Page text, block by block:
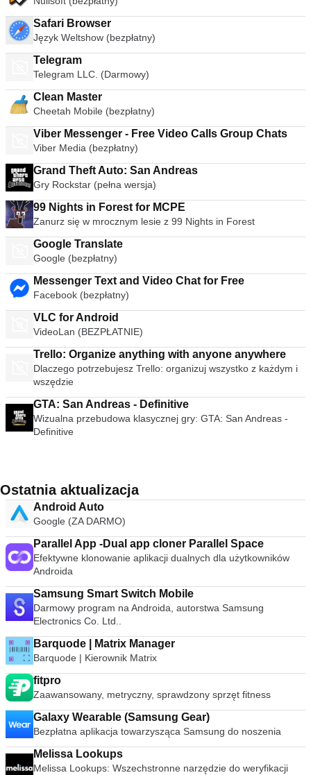
Safari Browser
Język Weltshow (bezpłatny)
Telegram
Telegram LLC. (Darmowy)
Clean Master
Cheetah Mobile (bezpłatny)
Viber Messenger - Free Video Calls Group Chats
Viber Media (bezpłatny)
Grand Theft Auto: San Andreas
Gry Rockstar (pełna wersja)
99 Nights in Forest for MCPE
Zanurz się w mrocznym lesie z 99 Nights in Forest
Google Translate
Google (bezpłatny)
Messenger Text and Video Chat for Free
Facebook (bezpłatny)
VLC for Android
VideoLan (BEZPŁATNIE)
Trello: Organize anything with anyone anywhere
Dlaczego potrzebujesz Trello: organizuj wszystko z każdym i
wszędzie
GTA: San Andreas - Definitive
Wizualna przebudowa klasycznej gry: GTA: San Andreas -
Definitive
Ostatnia aktualizacja
Android Auto
Google (ZA DARMO)
Parallel App -Dual app cloner Parallel Space
Efektywne klonowanie aplikacji dualnych dla użytkowników
Androida
Samsung Smart Switch Mobile
Darmowy program na Androida, autorstwa Samsung
Electronics Co. Ltd..
Barquode | Matrix Manager
Barquode | Kierownik Matrix
fitpro
Zaawansowany, metryczny, sprawdzony sprzęt fitness
Galaxy Wearable (Samsung Gear)
Bezpłatna aplikacja towarzysząca Samsung do noszenia
Melissa Lookups
Melissa Lookups: Wszechstronne narzędzie do weryfikacji